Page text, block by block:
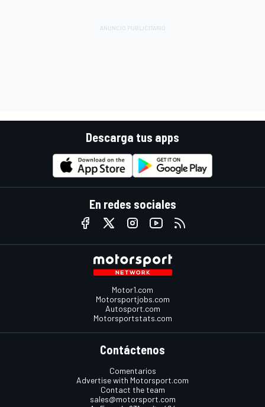
Descarga tus apps
En redes sociales
Motor1.com
Motorsportjobs.com
Autosport.com
Motorsportstats.com
Contáctenos
Comentarios
Advertise with Motorsport.com
Contact the team
sales@motorsport.com